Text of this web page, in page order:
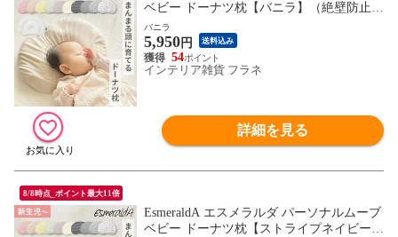
ベビー ドーナツ枕【バニラ】（絶壁防止
向き癖防止 高さ調節 寝汗 通気性抜群 日本
製 綿100% ベビー枕）【送料無料】
バニラ
5,950円 送料込み
54
インテリア雑貨 フラネ
詳細を見る
8/8時点_ポイント最大11倍
EsmeraldA エスメラルダ パーソナルムーブ
ベビー ドーナツ枕【ストライプネイビー】